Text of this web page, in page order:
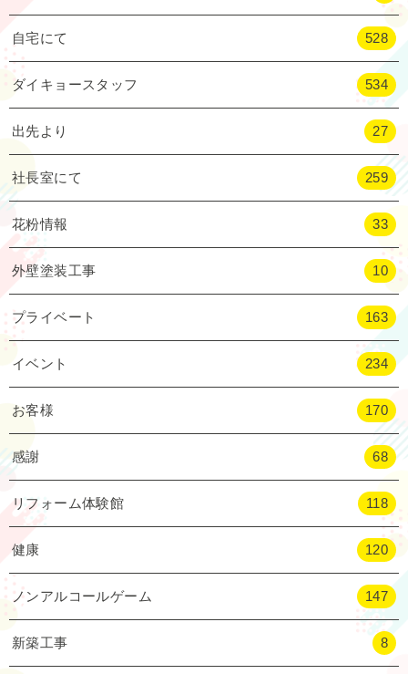
自宅にて 528
ダイキョースタッフ 534
出先より 27
社長室にて 259
花粉情報 33
外壁塗装工事 10
プライベート 163
イベント 234
お客様 170
感謝 68
リフォーム体験館 118
健康 120
ノンアルコールゲーム 147
新築工事 8